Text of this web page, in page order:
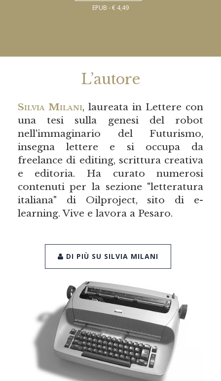
EPUB - € 4,49
L’autore
Silvia Milani, laureata in Lettere con
una tesi sulla genesi del robot
nell'immaginario del Futurismo,
insegna lettere e si occupa da
freelance di editing, scrittura creativa
e editoria. Ha curato numerosi
contenuti per la sezione "letteratura
italiana" di Oilproject, sito di e-
learning. Vive e lavora a Pesaro.
DI PIÙ SU SILVIA MILANI